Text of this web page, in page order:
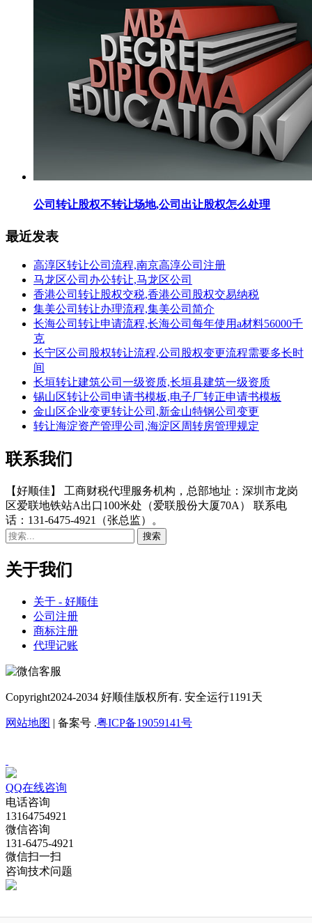
公司转让股权不转让场地,公司出让股权怎么处理
最近发表
高淳区转让公司流程,南京高淳公司注册
马龙区公司办公转让,马龙区公司
香港公司转让股权交税,香港公司股权交易纳税
集美公司转让办理流程,集美公司简介
长海公司转让申请流程,长海公司每年使用a材料56000千
克
长宁区公司股权转让流程,公司股权变更流程需要多长时
间
长垣转让建筑公司一级资质,长垣县建筑一级资质
锡山区转让公司申请书模板,电子厂转正申请书模板
金山区企业变更转让公司,新金山特钢公司变更
转让海淀资产管理公司,海淀区周转房管理规定
联系我们
【好顺佳】 工商财税代理服务机构，总部地址：深圳市龙岗
区爱联地铁站A出口100米处（爱联股份大厦70A） 联系电
话：131-6475-4921（张总监）。
关于我们
关于 - 好顺佳
公司注册
商标注册
代理记账
Copyright2024-2034 好顺佳版权所有. 安全运行1191 天
网站地图 | 备案号 .粤ICP备19059141号
QQ在线咨询
电话咨询
13164754921
微信咨询
131-6475-4921
微信扫一扫
咨询技术问题